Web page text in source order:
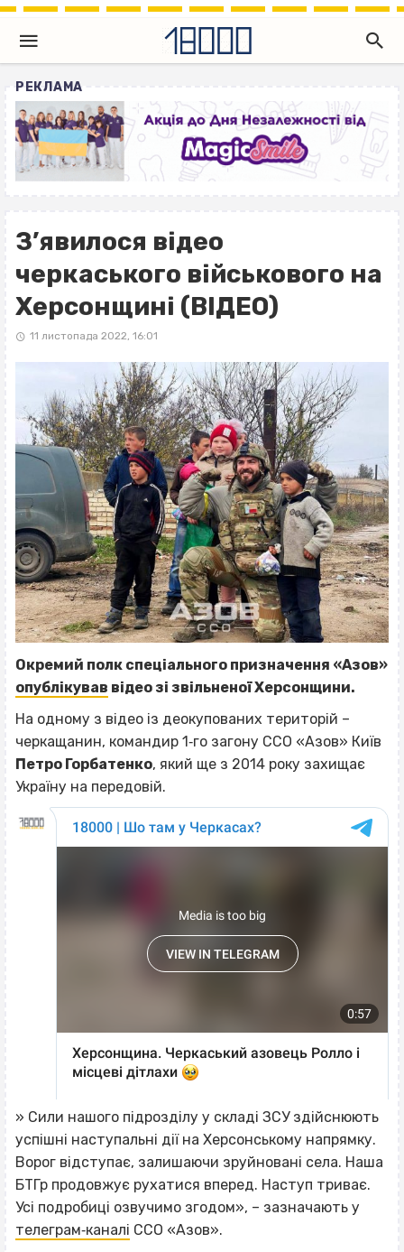
РЕКЛАМА
З’явилося відео
черкаського військового на
Херсонщині (ВІДЕО)
11 листопада 2022, 16:01
Окремий полк спеціального призначення «Азов»
опублікував відео зі звільненої Херсонщини.
На одному з відео із деокупованих територій –
черкащанин, командир 1‐го загону ССО «Азов» Київ
Петро Горбатенко, який ще з 2014 року захищає
Україну на передовій.
» Сили нашого підрозділу у складі ЗСУ здійснюють
успішні наступальні дії на Херсонському напрямку.
Ворог відступає, залишаючи зруйновані села. Наша
БТГр продовжує рухатися вперед. Наступ триває.
Усі подробиці озвучимо згодом», – зазначають у
телеграм‐каналі ССО «Азов».